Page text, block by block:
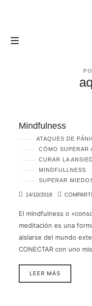
Mindfulness
ATAQUES DE
CÓMO SUPERAR
CURAR LA
MINDFULLNESS
SUPERAR
14/10/2018
El mindfulness o
meditación es una
aislarse del mundo
CONECTAR con uno
LEER MÁS